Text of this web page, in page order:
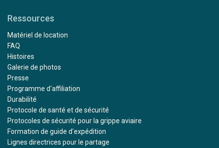
Ressources
Matériel de location
FAQ
Histoires
Galerie de photos
Presse
Programme d'affiliation
Durabilité
Protocole de santé et de sécurité
Protocoles de sécurité pour la grippe aviaire
Formation de guide d'expédition
Lignes directrices pour le partage